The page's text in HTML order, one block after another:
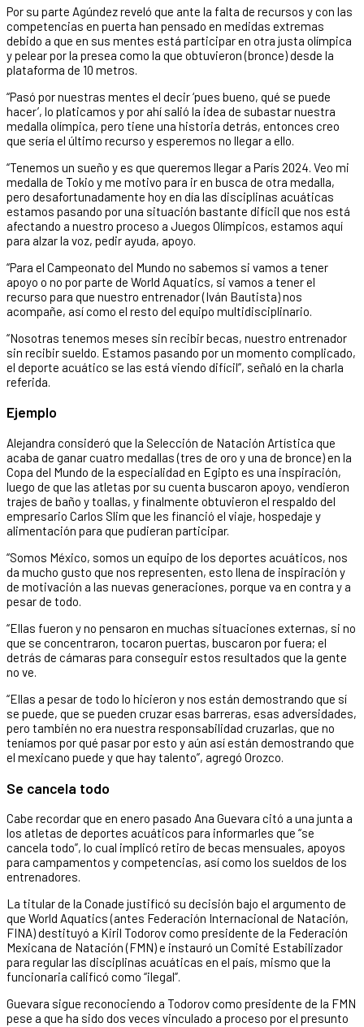
Por su parte Agúndez reveló que ante la falta de recursos y con las
competencias en puerta han pensado en medidas extremas
debido a que en sus mentes está participar en otra justa olímpica
y pelear por la presea como la que obtuvieron (bronce) desde la
plataforma de 10 metros.
“Pasó por nuestras mentes el decir ‘pues bueno, qué se puede
hacer’, lo platicamos y por ahí salió la idea de subastar nuestra
medalla olímpica, pero tiene una historia detrás, entonces creo
que sería el último recurso y esperemos no llegar a ello.
“Tenemos un sueño y es que queremos llegar a París 2024. Veo mi
medalla de Tokio y me motivo para ir en busca de otra medalla,
pero desafortunadamente hoy en día las disciplinas acuáticas
estamos pasando por una situación bastante difícil que nos está
afectando a nuestro proceso a Juegos Olímpicos, estamos aquí
para alzar la voz, pedir ayuda, apoyo.
“Para el Campeonato del Mundo no sabemos si vamos a tener
apoyo o no por parte de World Aquatics, si vamos a tener el
recurso para que nuestro entrenador (Iván Bautista) nos
acompañe, así como el resto del equipo multidisciplinario.
“Nosotras tenemos meses sin recibir becas, nuestro entrenador
sin recibir sueldo. Estamos pasando por un momento complicado,
el deporte acuático se las está viendo difícil”, señaló en la charla
referida.
Ejemplo
Alejandra consideró que la Selección de Natación Artística que
acaba de ganar cuatro medallas (tres de oro y una de bronce) en la
Copa del Mundo de la especialidad en Egipto es una inspiración,
luego de que las atletas por su cuenta buscaron apoyo, vendieron
trajes de baño y toallas, y finalmente obtuvieron el respaldo del
empresario Carlos Slim que les financió el viaje, hospedaje y
alimentación para que pudieran participar.
“Somos México, somos un equipo de los deportes acuáticos, nos
da mucho gusto que nos representen, esto llena de inspiración y
de motivación a las nuevas generaciones, porque va en contra y a
pesar de todo.
“Ellas fueron y no pensaron en muchas situaciones externas, si no
que se concentraron, tocaron puertas, buscaron por fuera; el
detrás de cámaras para conseguir estos resultados que la gente
no ve.
“Ellas a pesar de todo lo hicieron y nos están demostrando que sí
se puede, que se pueden cruzar esas barreras, esas adversidades,
pero también no era nuestra responsabilidad cruzarlas, que no
teníamos por qué pasar por esto y aún así están demostrando que
el mexicano puede y que hay talento”, agregó Orozco.
Se cancela todo
Cabe recordar que en enero pasado Ana Guevara citó a una junta a
los atletas de deportes acuáticos para informarles que “se
cancela todo”, lo cual implicó retiro de becas mensuales, apoyos
para campamentos y competencias, así como los sueldos de los
entrenadores.
La titular de la Conade justificó su decisión bajo el argumento de
que World Aquatics (antes Federación Internacional de Natación,
FINA) destituyó a Kiril Todorov como presidente de la Federación
Mexicana de Natación (FMN) e instauró un Comité Estabilizador
para regular las disciplinas acuáticas en el país, mismo que la
funcionaria calificó como “ilegal”.
Guevara sigue reconociendo a Todorov como presidente de la FMN
pese a que ha sido dos veces vinculado a proceso por el presunto